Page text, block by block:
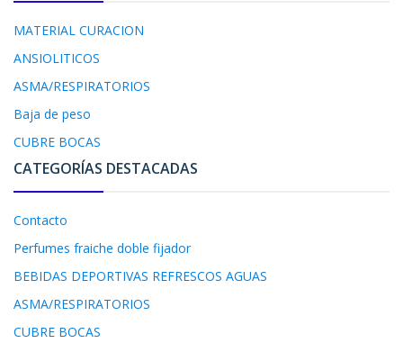
MATERIAL CURACION
ANSIOLITICOS
ASMA/RESPIRATORIOS
Baja de peso
CUBRE BOCAS
CATEGORÍAS DESTACADAS
Contacto
Perfumes fraiche doble fijador
BEBIDAS DEPORTIVAS REFRESCOS AGUAS
ASMA/RESPIRATORIOS
CUBRE BOCAS